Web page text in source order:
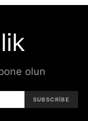
olun
SUBSCRIBE